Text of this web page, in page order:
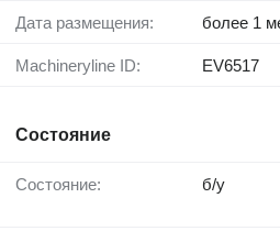
Дата размещения: более 1
Machineryline ID: EV6517
Состояние
Состояние: б/у